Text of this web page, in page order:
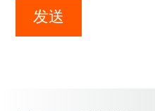
发送